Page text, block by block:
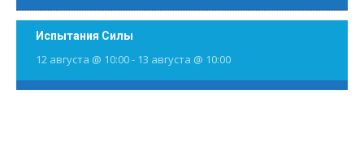
Испытания Силы
12 августа @ 10:00- 13 августа @ 10:00